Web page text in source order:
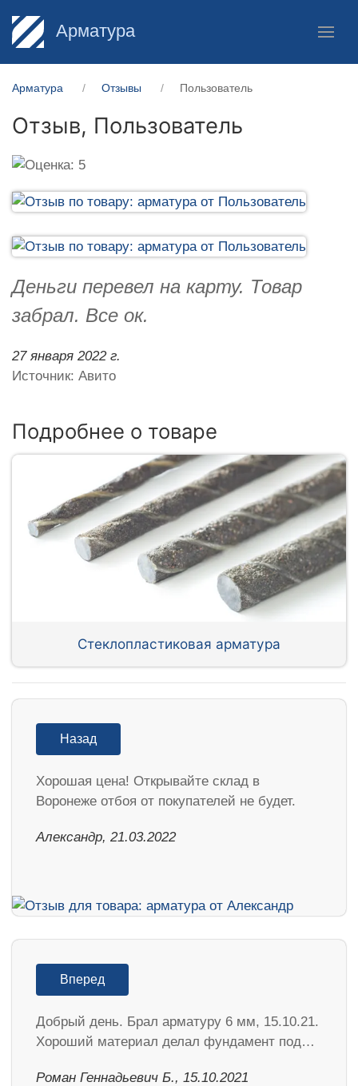
Арматура
Арматура Отзывы Пользователь
Отзыв, Пользователь
Деньги перевел на карту. Товар
забрал. Все ок.
27 января 2022 г.
Источник: Авито
Подробнее о товаре
Стеклопластиковая арматура
Назад
Хорошая цена! Открывайте склад в
Воронеже отбоя от покупателей не будет.
Александр, 21.03.2022
Вперед
Добрый день. Брал арматуру 6 мм, 15.10.21.
Хороший материал делал фундамент под…
Роман Геннадьевич Б., 15.10.2021